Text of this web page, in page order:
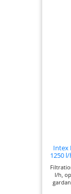
Intex
1250
l/h,